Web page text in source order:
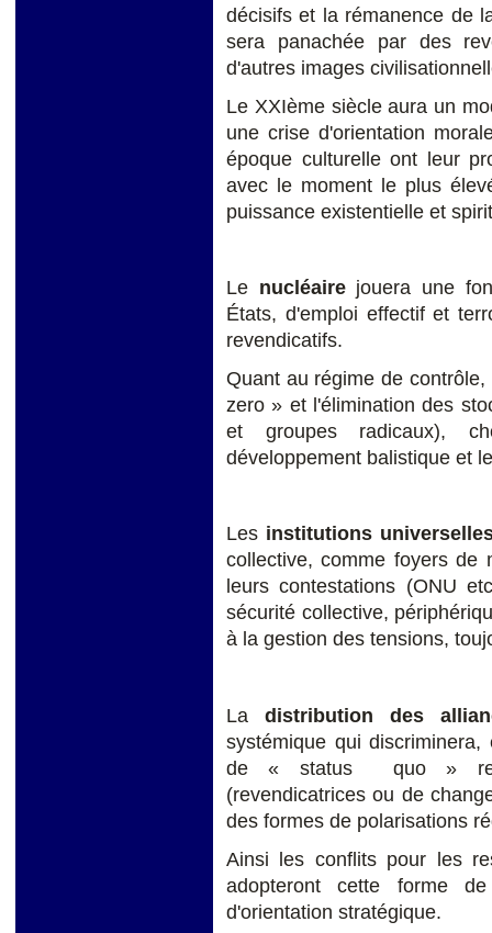
décisifs et la rémanence de
sera panachée par des
d'autres images
Le XXIème siècle aura un
une crise d'orientation
époque culturelle ont leur
avec le moment le plus
puissance existentielle et
Le nucléairejouera une
États, d'emploi effectif et
revendicatifs.
Quant au régime de
zero » et l'élimination des
et groupes radicaux),
développement balistique et
Les institutions
collective, comme foyers de
leurs contestations (ONU
sécurité collective,
à la gestion des tensions,
La distribution des
systémique qui
de « status quo »
(revendicatrices ou de
des formes de polarisations
Ainsi les conflits pour les
adopteront cette forme
d'orientation stratégique.